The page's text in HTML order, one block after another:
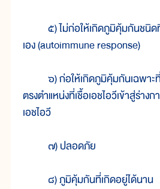
๕) ไม่ก่อให้เกิดภูมิคุ้มกันชนิด
เอง (autoimmune response)
๖) ก่อให้เกิดภูมิคุ้มกันเฉพาะที่
ตรงตำแหน่งที่เชื้อเอชไอวีเข้าสู่ร่างก
เอชไอวี
๗) ปลอดภัย
๘) ภูมิคุ้มกันที่เกิดอยู่ได้นาน